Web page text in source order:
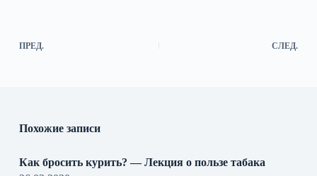
ПРЕД. СЛЕД.
Похожие записи
Как бросить курить? — Лекция о пользе табака